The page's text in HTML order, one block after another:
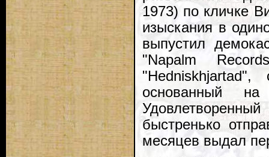
1973) по кличке
изыскания в
выпустил
"Napalm
основанный
быстренько
месяцев выдал